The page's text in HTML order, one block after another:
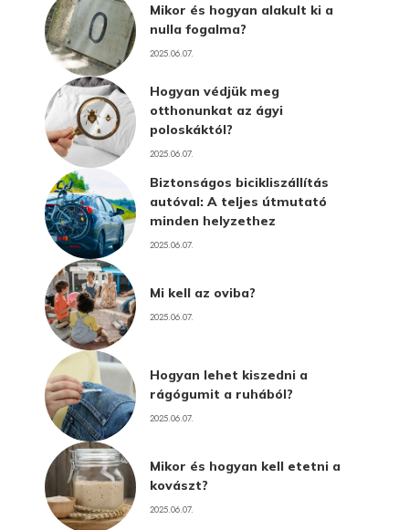
Mikor és hogyan alakult ki a
nulla fogalma?
2025.06.07.
Hogyan védjük meg
otthonunkat az ágyi
poloskáktól?
2025.06.07.
Biztonságos bicikliszállítás
autóval: A teljes útmutató
minden helyzethez
2025.06.07.
Mi kell az oviba?
2025.06.07.
Hogyan lehet kiszedni a
rágógumit a ruhából?
2025.06.07.
Mikor és hogyan kell etetni a
kovászt?
2025.06.07.